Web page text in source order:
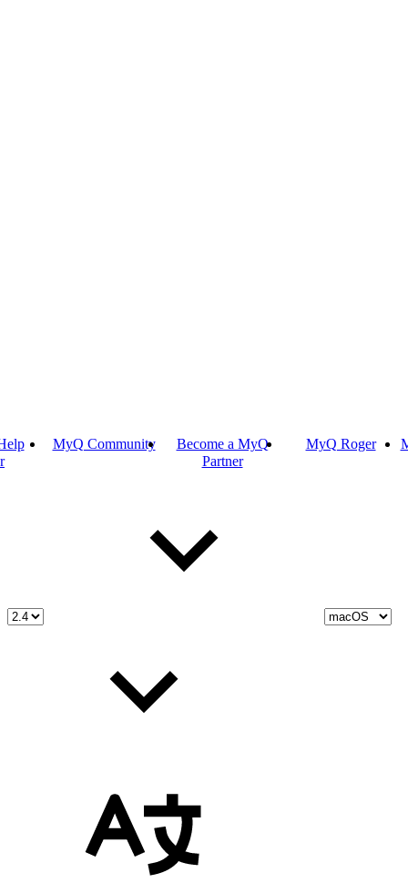
MyQ Community
Become a MyQ
Partner
MyQ Roger